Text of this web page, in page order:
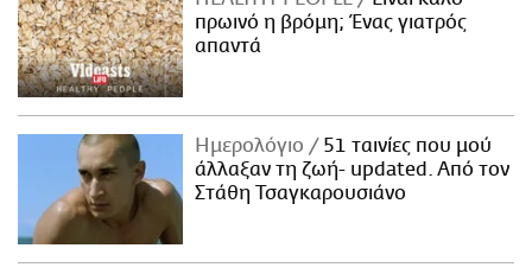
πρωινό η βρόμη; Ένας γιατρός
απαντά
Ημερολόγιο
51 ταινίες που μού
άλλαξαν τη ζωή- updated. Aπό τον
Στάθη Τσαγκαρουσιάνο